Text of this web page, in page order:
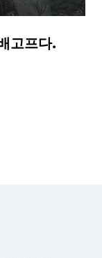
고프다.